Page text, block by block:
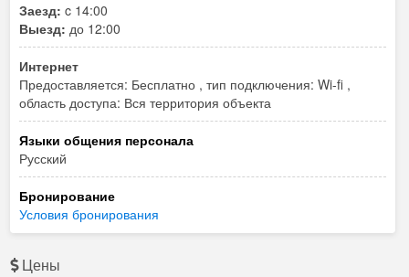
Заезд: c 14:00
Выезд: до 12:00
Интернет
Предоставляется: Бесплатно , тип подключения: Wi-fi ,
область доступа: Вся территория объекта
Языки общения персонала
Русский
Бронирование
Условия бронирования
Цены